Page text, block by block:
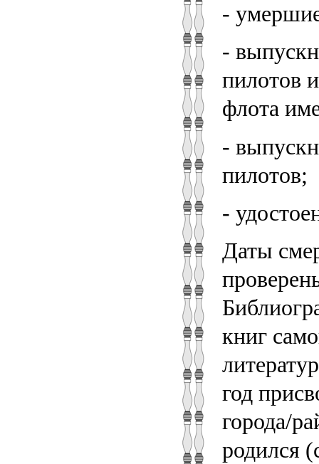
-
-
пилотов
флота
-
пилотов;
-
Даты
книг
год
города/
родился